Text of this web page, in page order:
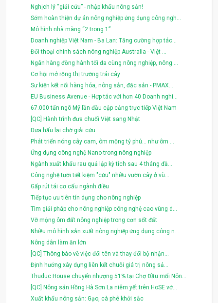
Nghịch lý “giải cứu” - nhập khẩu nông sản!
Sớm hoàn thiện dự án nông nghiệp ứng dụng công ngh...
Mô hình nhà màng “2 trong 1”
Doanh nghiệp Việt Nam - Ba Lan: Tăng cường hợp tác...
Đối thoại chính sách nông nghiệp Australia - Việt ...
Ngân hàng đồng hành tối đa cùng nông nghiệp, nông ...
Cơ hội mở rộng thị trường trái cây
Sự kiện kết nối hàng hóa, nông sản, đặc sản - PMAX...
EU Business Avenue - Hợp tác với hơn 40 Doanh nghi...
67.000 tấn ngô Mỹ lần đầu cập cảng trực tiếp Việt Nam
[QC] Hành trình đưa chuối Việt sang Nhật
Dưa hấu lại chờ giải cứu
Phát triển nóng cây cam, ôm mộng tỷ phú... như ôm ...
Ứng dụng công nghệ Nano trong nông nghiệp
Ngành xuất khẩu rau quả lập kỳ tích sau 4 tháng đầ...
Công nghệ tưới tiết kiệm "cứu" nhiều vườn cây ở vù...
Gấp rút tái cơ cấu ngành điều
Tiếp tục ưu tiên tín dụng cho nông nghiệp
Tìm giải pháp cho nông nghiệp công nghệ cao vùng d...
Vỡ mộng ôm đất nông nghiệp trong cơn sốt đất
Nhiều mô hình sản xuất nông nghiệp ứng dụng công n...
Nông dân làm ăn lớn
[QC] Thông báo về việc đổi tên và thay đổi bộ nhận...
Định hướng xây dựng liên kết chuỗi giá trị nông sả...
Thuduc House chuyển nhượng 51% tại Chợ Đầu mối Nôn...
[QC] Nông sản Hồng Hà Sơn La niêm yết trên HoSE vớ...
Xuất khẩu nông sản: Gạo, cà phê khởi sắc